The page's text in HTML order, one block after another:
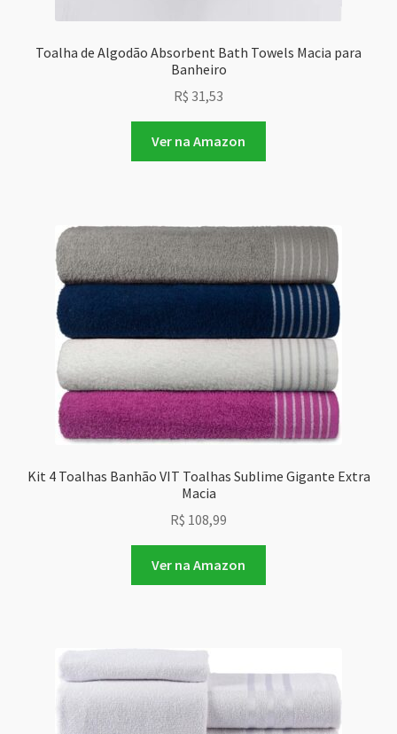
Toalha de Algodão Absorbent Bath Towels Macia para
Banheiro
R$ 31,53
Ver na Amazon
Kit 4 Toalhas Banhão VIT Toalhas Sublime Gigante Extra
Macia
R$ 108,99
Ver na Amazon